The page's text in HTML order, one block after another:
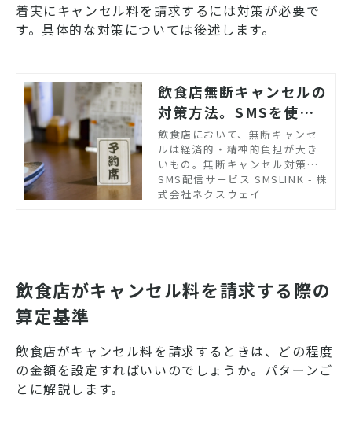
着実にキャンセル料を請求するには対策が必要で
す。具体的な対策については後述します。
飲食店無断キャンセルの
対策方法。SMSを使っ
た予防策とは？
飲食店において、無断キャンセ
ルは経済的・精神的負担が大き
いもの。無断キャンセル対策と
して、電話・メール・SMSの3方
法による事前確認が考えられま
SMS配信サービス SMSLINK - 株
式会社ネクスウェイ
飲食店がキャンセル料を請求する際の
算定基準
飲食店がキャンセル料を請求するときは、どの程度
の金額を設定すればいいのでしょうか。パターンご
とに解説します。